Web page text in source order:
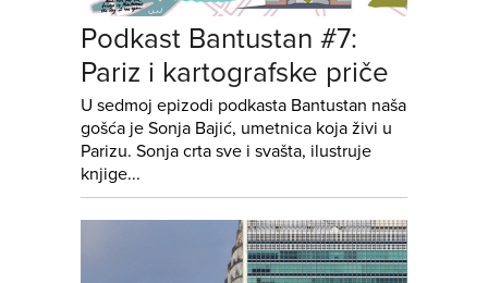
Podkast Bantustan #7:
Pariz i kartografske priče
U sedmoj epizodi podkasta Bantustan naša
gošća je Sonja Bajić, umetnica koja živi u
Parizu. Sonja crta sve i svašta, ilustruje
knjige...